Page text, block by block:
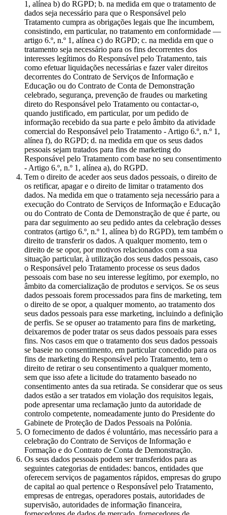
1, alínea b) do RGPD; b. na medida em que o tratamento de
dados seja necessário para que o Responsável pelo
Tratamento cumpra as obrigações legais que lhe incumbem,
consistindo, em particular, no tratamento em conformidade —
artigo 6.º, n.º 1, alínea c) do RGPD; c. na medida em que o
tratamento seja necessário para os fins decorrentes dos
interesses legítimos do Responsável pelo Tratamento, tais
como efetuar liquidações necessárias e fazer valer direitos
decorrentes do Contrato de Serviços de Informação e
Educação ou do Contrato de Conta de Demonstração
celebrado, segurança, prevenção de fraudes ou marketing
direto do Responsável pelo Tratamento ou contactar-o,
quando justificado, em particular, por um pedido de
informação recebido da sua parte e pelo âmbito da atividade
comercial do Responsável pelo Tratamento - Artigo 6.º, n.º 1,
alínea f), do RGPD; d. na medida em que os seus dados
pessoais sejam tratados para fins de marketing do
Responsável pelo Tratamento com base no seu consentimento
- Artigo 6.º, n.º 1, alínea a), do RGPD.
Tem o direito de aceder aos seus dados pessoais, o direito de
os retificar, apagar e o direito de limitar o tratamento dos
dados. Na medida em que o tratamento seja necessário para a
execução do Contrato de Serviços de Informação e Educação
ou do Contrato de Conta de Demonstração de que é parte, ou
para dar seguimento ao seu pedido antes da celebração desses
contratos (artigo 6.º, n.º 1, alínea b) do RGPD), tem também o
direito de transferir os dados. A qualquer momento, tem o
direito de se opor, por motivos relacionados com a sua
situação particular, à utilização dos seus dados pessoais, caso
o Responsável pelo Tratamento processe os seus dados
pessoais com base no seu interesse legítimo, por exemplo, no
âmbito da comercialização de produtos e serviços. Se os seus
dados pessoais forem processados para fins de marketing, tem
o direito de se opor, a qualquer momento, ao tratamento dos
seus dados pessoais para esse marketing, incluindo a definição
de perfis. Se se opuser ao tratamento para fins de marketing,
deixaremos de poder tratar os seus dados pessoais para esses
fins. Nos casos em que o tratamento dos seus dados pessoais
se baseie no consentimento, em particular concedido para os
fins de marketing do Responsável pelo Tratamento, tem o
direito de retirar o seu consentimento a qualquer momento,
sem que isso afete a licitude do tratamento baseado no
consentimento antes da sua retirada. Se considerar que os seus
dados estão a ser tratados em violação dos requisitos legais,
pode apresentar uma reclamação junto da autoridade de
controlo competente, nomeadamente junto do Presidente do
Gabinete de Proteção de Dados Pessoais na Polónia.
O fornecimento de dados é voluntário, mas necessário para a
celebração do Contrato de Serviços de Informação e
Formação e do Contrato de Conta de Demonstração.
Os seus dados pessoais podem ser transferidos para as
seguintes categorias de entidades: bancos, entidades que
oferecem serviços de pagamentos rápidos, empresas do grupo
de capital ao qual pertence o Responsável pelo Tratamento,
empresas de entregas, operadores postais, autoridades de
supervisão, autoridades de informação financeira,